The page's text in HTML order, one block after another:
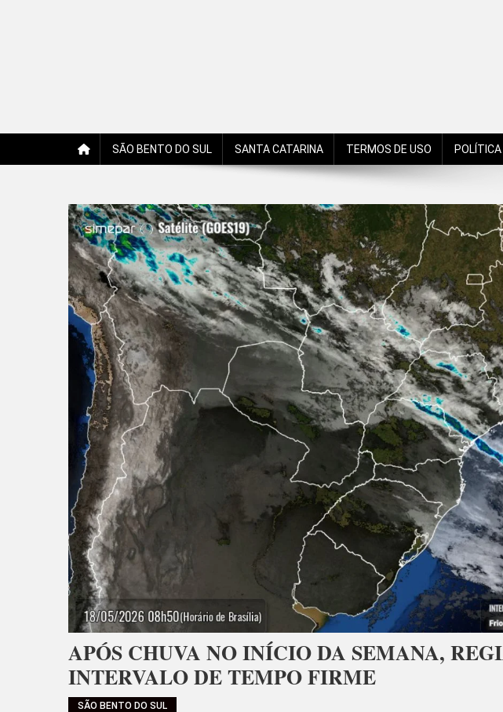
SÃO BENTO DO SUL SANTA CATARINA TERMOS DE USO
APÓS CHUVA NO INÍCIO DA SEMANA,
INTERVALO DE TEMPO FIRME
SÃO BENTO DO SUL